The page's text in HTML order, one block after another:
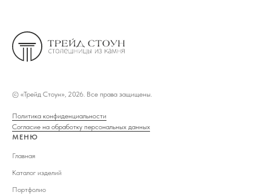
© «Трейд Стоун», 2026. Все права защищены.
Политика конфиденциальности
Согласие на обработку персональных данных
МЕНЮ
Главная
Каталог изделий
Портфолио